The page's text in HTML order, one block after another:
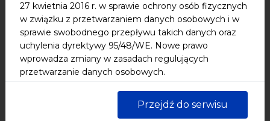
27 kwietnia 2016 r. w sprawie ochrony osób fizycznych
w związku z przetwarzaniem danych osobowych i w
sprawie swobodnego przepływu takich danych oraz
uchylenia dyrektywy 95/48/WE. Nowe prawo
wprowadza zmiany w zasadach regulujących
przetwarzanie danych osobowych.
Szczegółowe zapisy znajdziesz w nowej polityce
prywatności Biuletynu Informacji Publicznej
Przejdź do serwisu
Do podstawowych zadań Centrum należy w
szczególności:
promocja kultury Pomorza na terenie kraju i za
granicą, głównie w państwach basenu Morza
stała prezentacja w województwie pomorskim i